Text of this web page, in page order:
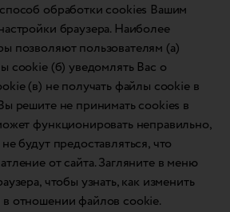
обработки cookies Вашим
браузера. Наиболее
позволяют пользователям (а)
cookie (б) уведомлять Вас о
(в) не получать файлы cookie в
решите не принимать cookies в
функционировать неправильно,
будут предоставляться, что
от сайта. Загляните в меню
чтобы узнать, как изменить
отношении файлов cookie.